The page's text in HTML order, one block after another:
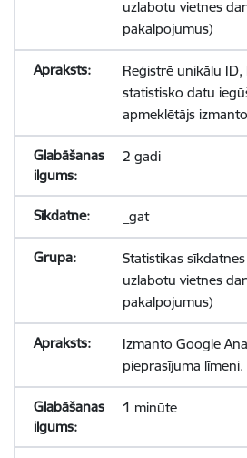
uzlabotu vietnes
pakalpojumus)
Reģistrē unikālu
statistisko datu
apmeklētājs
2 gadi
_gat
Statistikas
uzlabotu vietnes
pakalpojumus)
Izmanto Google
pieprasījuma līmeni.
1 minūte